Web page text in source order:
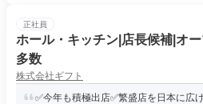
正社員
ホール・キッチン|店長候補|オ
多数
株式会社ギフト
✅️今年も積極出店✅️繁盛店を日本に広